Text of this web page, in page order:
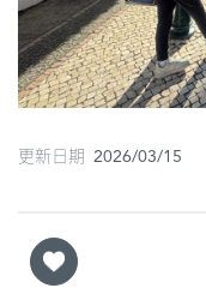
寺
廟
巴
更新日期 2026/03/15